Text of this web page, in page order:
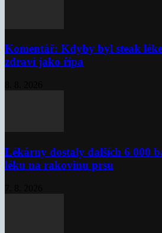
Komentář: Kdyby byl steak
zdraví jako řípa
Lékárny dostaly dalších 6 000
léku na rakovinu prsu